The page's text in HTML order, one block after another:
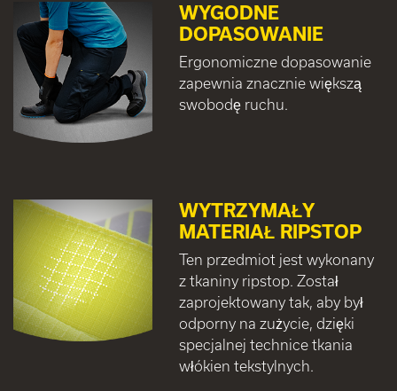
WYGODNE
DOPASOWANIE
Ergonomiczne dopasowanie
zapewnia znacznie większą
swobodę ruchu.
WYTRZYMAŁY
MATERIAŁ RIPSTOP
Ten przedmiot jest wykonany
z tkaniny ripstop. Został
zaprojektowany tak, aby był
odporny na zużycie, dzięki
specjalnej technice tkania
włókien tekstylnych.